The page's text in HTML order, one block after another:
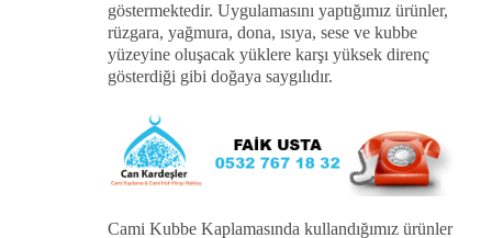
göstermektedir. Uygulamasını yaptığımız ürünler,
rüzgara, yağmura, dona, ısıya, sese ve kubbe
yüzeyine oluşacak yüklere karşı yüksek direnç
gösterdiği gibi doğaya saygılıdır.
Cami Kubbe Kaplamasında kullandığımız ürünler